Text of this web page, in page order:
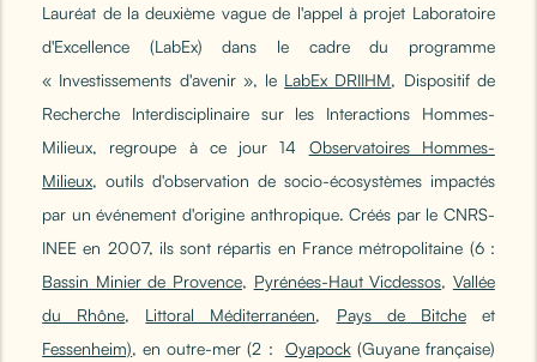
Lauréat de la deuxième vague de l'appel à projet Laboratoire
d'Excellence (LabEx) dans le cadre du programme
« Investissements d'avenir », le LabEx DRIIHM, Dispositif de
Recherche Interdisciplinaire sur les Interactions Hommes-
Milieux, regroupe à ce jour 14 Observatoires Hommes-
Milieux, outils d'observation de socio-écosystèmes impactés
par un événement d'origine anthropique. Créés par le CNRS-
INEE en 2007, ils sont répartis en France métropolitaine (6 :
Bassin Minier de Provence, Pyrénées-Haut Vicdessos, Vallée
du Rhône, Littoral Méditerranéen, Pays de Bitcheet
Fessenheim), en outre-mer (2 : Oyapock(Guyane française)